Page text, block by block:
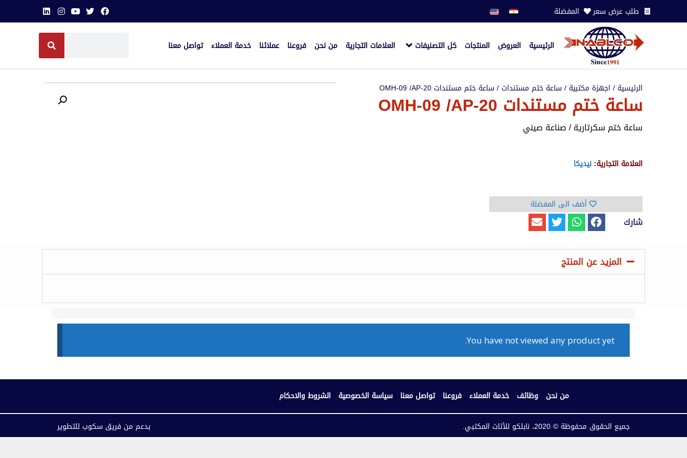
طلب عرض سعر المفضلة
الرئيسية العروض المنتجات كل التصنيفات العلامات التجارية من نحن فروعنا عملائنا خدمة العملاء تواصل معنا
الرئيسية / اجهزة مكتبية /ساعة ختم مستندات / ساعة ختم مستندات OMH-09 /AP-20
ساعة ختم مستندات OMH-09 /AP-20
ساعة ختم سكرتارية / صناعة صيني
العلامة التجارية: نيديكا
أضف الى المفضلة
شارك
المزيد عن المنتج
You have not viewed any product yet.
من نحن وظائف خدمة العملاء فروعنا تواصل معنا سياسة الخصوصية الشروط والاحكام
جميع الحقوق محفوظة © 2020، نابلكو للأثاث المكتبي. بدعم من فريق سكوب للتطوير